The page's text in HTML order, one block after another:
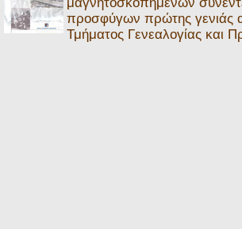
προσφύγων πρώτης γενιάς
Τμήματος Γενεαλογίας και